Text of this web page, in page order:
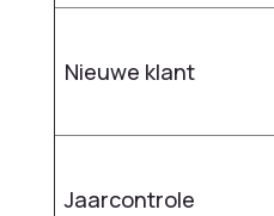
Nieuwe klant
Jaarcontrole